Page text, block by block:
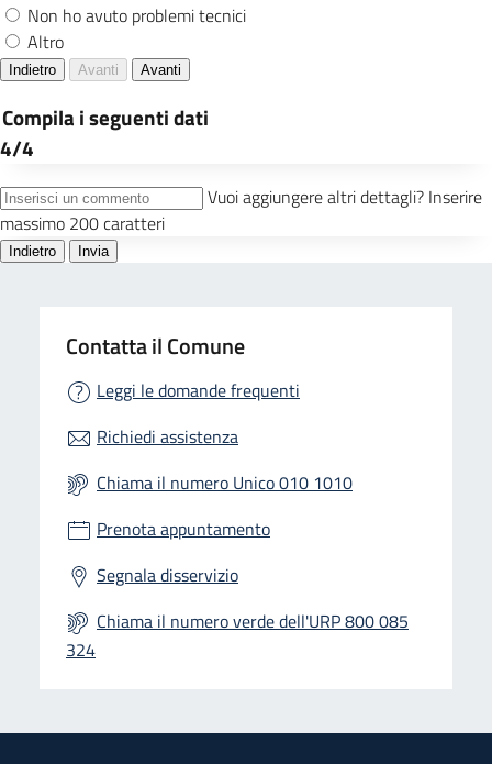
Contatta il Comune
Leggi le domande frequenti
Richiedi assistenza
Chiama il numero Unico 010 1010
Prenota appuntamento
Segnala disservizio
Chiama il numero verde dell'URP 800 085
324